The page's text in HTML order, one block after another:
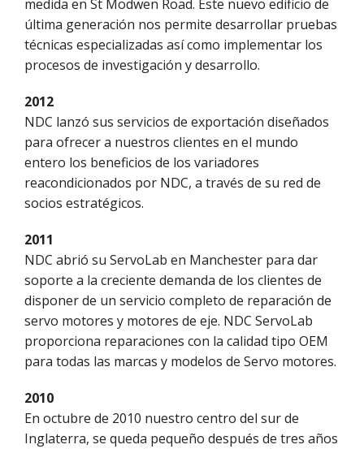
medida en St Modwen Road. Este nuevo edificio de
última generación nos permite desarrollar pruebas
técnicas especializadas así como implementar los
procesos de investigación y desarrollo.
2012
NDC lanzó sus servicios de exportación diseñados
para ofrecer a nuestros clientes en el mundo
entero los beneficios de los variadores
reacondicionados por NDC, a través de su red de
socios estratégicos.
2011
NDC abrió su ServoLab en Manchester para dar
soporte a la creciente demanda de los clientes de
disponer de un servicio completo de reparación de
servo motores y motores de eje. NDC ServoLab
proporciona reparaciones con la calidad tipo OEM
para todas las marcas y modelos de Servo motores.
2010
En octubre de 2010 nuestro centro del sur de
Inglaterra, se queda pequeño después de tres años